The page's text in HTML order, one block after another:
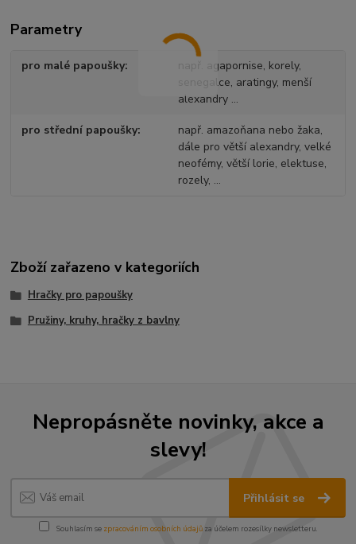
Parametry
pro malé papoušky
např. agapornise, korely,
senegalce, aratingy, menší
alexandry ...
pro střední papoušky
např. amazoňana nebo žaka,
dále pro větší alexandry, velké
neofémy, větší lorie, elektuse,
rozely, ...
Zboží zařazeno v kategoriích
Hračky pro papoušky
Pružiny, kruhy, hračky z bavlny
Nepropásněte novinky, akce a
slevy!
Přihlásit se
Souhlasím se zpracováním osobních údajůza účelem rozesílky newsletteru.